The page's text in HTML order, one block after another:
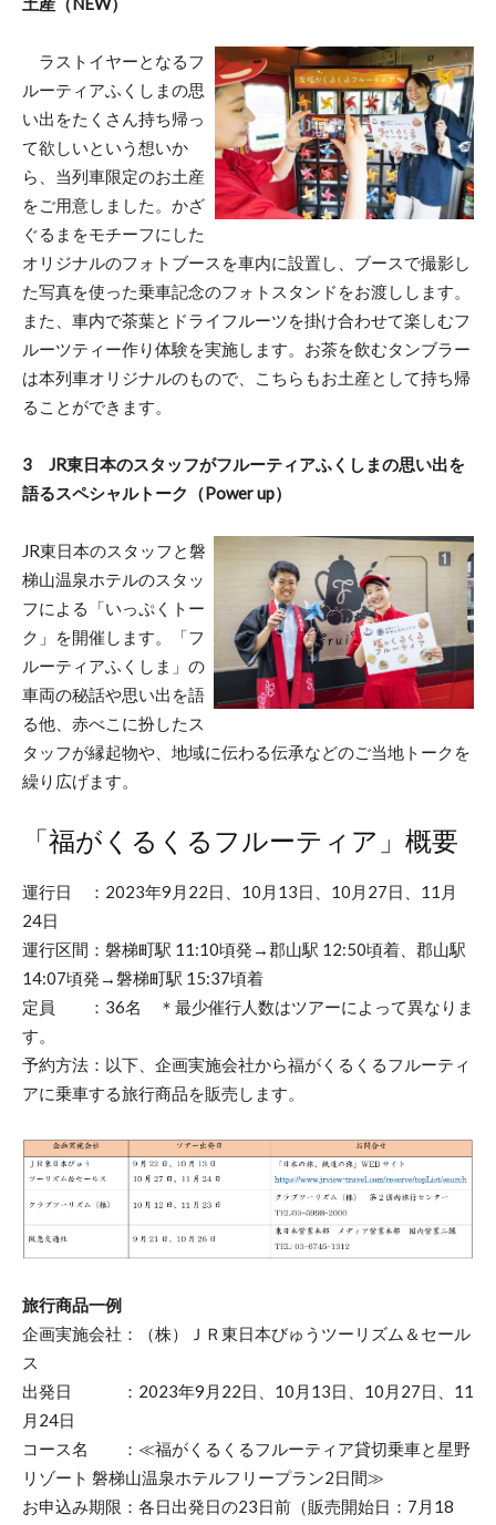
ラストイヤーとなるフ
ルーティアふくしまの思
い出をたくさん持ち帰っ
て欲しいという想いか
ら、当列車限定のお土産
をご用意しました。かざ
ぐるまをモチーフにした
オリジナルのフォトブースを車内に設置し、ブースで撮影し
た写真を使った乗車記念のフォトスタンドをお渡しします。
また、車内で茶葉とドライフルーツを掛け合わせて楽しむフ
ルーツティー作り体験を実施します。お茶を飲むタンブラー
は本列車オリジナルのもので、こちらもお土産として持ち帰
ることができます。
3 JR東日本のスタッフがフルーティアふくしまの思い出を
語るスペシャルトーク（Power up）
JR東日本のスタッフと磐
梯山温泉ホテルのスタッ
フによる「いっぷくトー
ク」を開催します。「フ
ルーティアふくしま」の
車両の秘話や思い出を語
る他、赤べこに扮したス
タッフが縁起物や、地域に伝わる伝承などのご当地トークを
繰り広げます。
「福がくるくるフルーティア」概要
運行日 ：2023年9月22日、10月13日、10月27日、11月
24日
運行区間：磐梯町駅 11:10頃発→郡山駅 12:50頃着、郡山駅
14:07頃発→磐梯町駅 15:37頃着
定員 ：36名 ＊最少催行人数はツアーによって異なりま
す。
予約方法：以下、企画実施会社から福がくるくるフルーティ
アに乗車する旅行商品を販売します。
旅行商品一例
企画実施会社：（株）ＪＲ東日本びゅうツーリズム＆セール
ス
出発日 ：2023年9月22日、10月13日、10月27日、11
月24日
コース名 ：≪福がくるくるフルーティア貸切乗車と星野
リゾート 磐梯山温泉ホテルフリープラン2日間≫
お申込み期限：各日出発日の23日前（販売開始日：7月18